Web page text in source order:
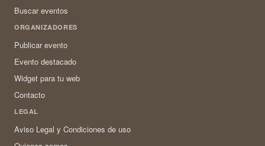
Buscar eventos
ORGANIZADORES
Publicar evento
Evento destacado
Widget para tu web
Contacto
LEGAL
Aviso Legal y Condiciones de uso